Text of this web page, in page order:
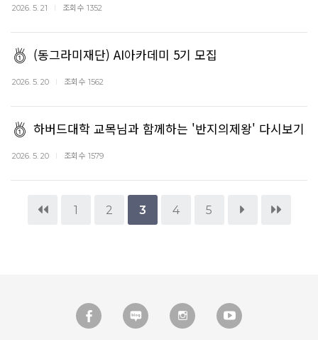
2026. 5. 21 조회수 1352
(동그라미재단) AI아카데미 5기 모집
2026. 5. 20 조회수 1562
하버드대학 교목님과 함께하는 '반지의제왕' 다시보기
2026. 5. 20 조회수 1579
1 2 3 4 5